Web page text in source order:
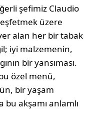
şefimiz Claudio
üzere
alan her bir tabak
iyi malzemenin,
bir yansıması.
özel menü,
bir yaşam
bu akşamı anlamlı